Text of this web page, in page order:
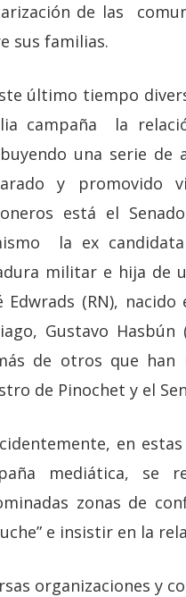
de las
sus familias.
último tiempo
campaña la
una serie de
y promovido
está el
la ex
militar e hija de
Edwrads (RN),
Gustavo
de otros que han
de Pinochet y el
en
mediática, se
zonas de
e insistir en la
organizaciones y